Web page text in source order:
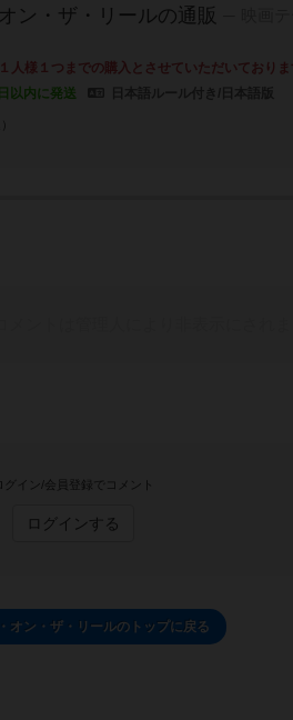
ン・ザ・リールの通販
人様１つまでの購入とさせていただいておりま
以内に発送
グイン/会員登録でコメント
ログインする
オン・ザ・リールのトップに戻る